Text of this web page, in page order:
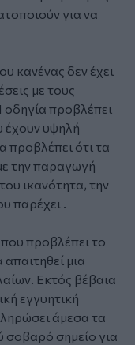
για να
κανένας δεν έχει
με τους
προβλέπει
έχουν υψηλή
προβλέπει ότι τα
την παραγωγή
ικανότητα, την
παρέχει .
προβλέπει το
μια
Εκτός βέβαια
εγγυητική
άμεσα τα
σοβαρό σημείο για